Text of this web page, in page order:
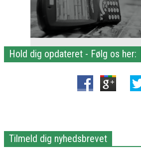
Hold dig opdateret - Følg os her:
Tilmeld dig nyhedsbrevet